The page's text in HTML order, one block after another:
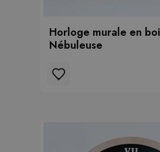
Horloge murale en
Nébuleuse